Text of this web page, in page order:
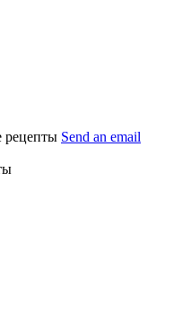
рецепты Send an email